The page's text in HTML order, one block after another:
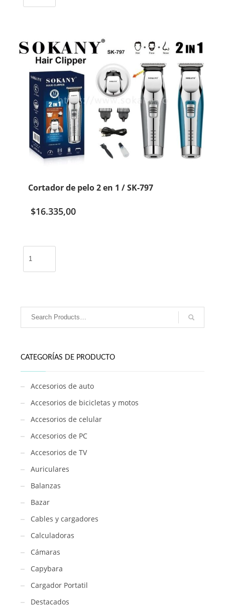
cantidad
Cortador de pelo 2 en 1 / SK-797
$16.335,00
pelo
SK-
CATEGORÍAS DE PRODUCTO
Accesorios de auto
Accesorios de bicicletas y motos
Accesorios de celular
Accesorios de PC
Accesorios de TV
Auriculares
Balanzas
Bazar
Cables y cargadores
Calculadoras
Cámaras
Capybara
Cargador Portatil
Destacados